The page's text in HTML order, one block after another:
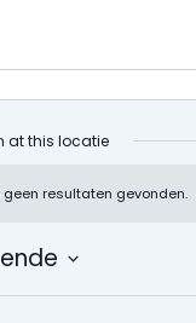
at this locatie
geen resultaten gevonden.